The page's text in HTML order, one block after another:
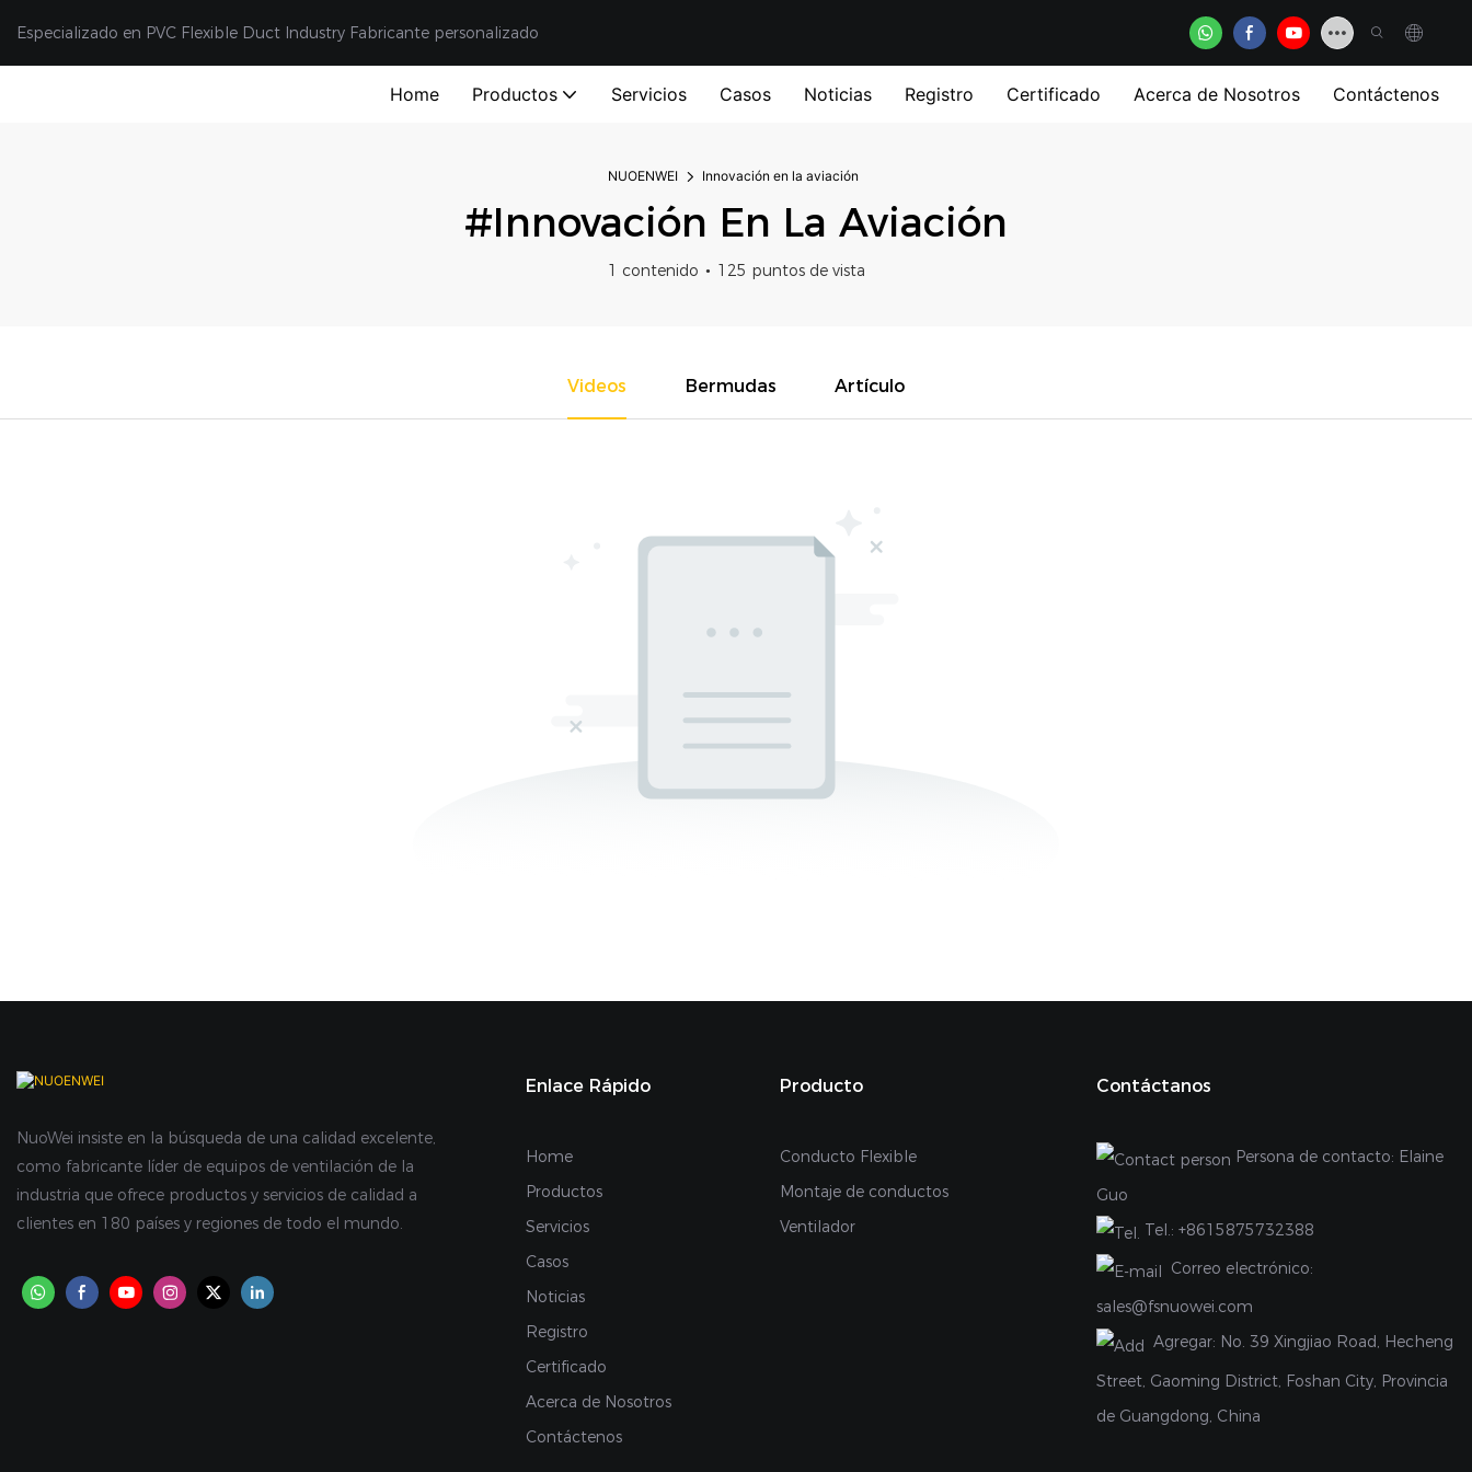
Especializado en PVC Flexible Duct Industry Fabricante personalizado
Home Productos Servicios Casos Noticias Registro Certificado Acerca de Nosotros Contáctenos
NUOENWEI Innovación en la aviación
#Innovación En La Aviación
1 contenido 125 puntos de vista
Videos Bermudas Artículo
NuoWei insiste en la búsqueda de una calidad excelente,
como fabricante líder de equipos de ventilación de la
industria que ofrece productos y servicios de calidad a
clientes en 180 países y regiones de todo el mundo.
Enlace Rápido
Home
Productos
Servicios
Casos
Noticias
Registro
Certificado
Acerca de Nosotros
Contáctenos
Producto
Conducto Flexible
Montaje de conductos
Ventilador
Contáctanos
Persona de contacto: Elaine
Guo
Tel.: +8615875732388
Correo electrónico:
sales@fsnuowei.com
Agregar: No. 39 Xingjiao Road, Hecheng
Street, Gaoming District, Foshan City, Provincia
de Guangdong, China